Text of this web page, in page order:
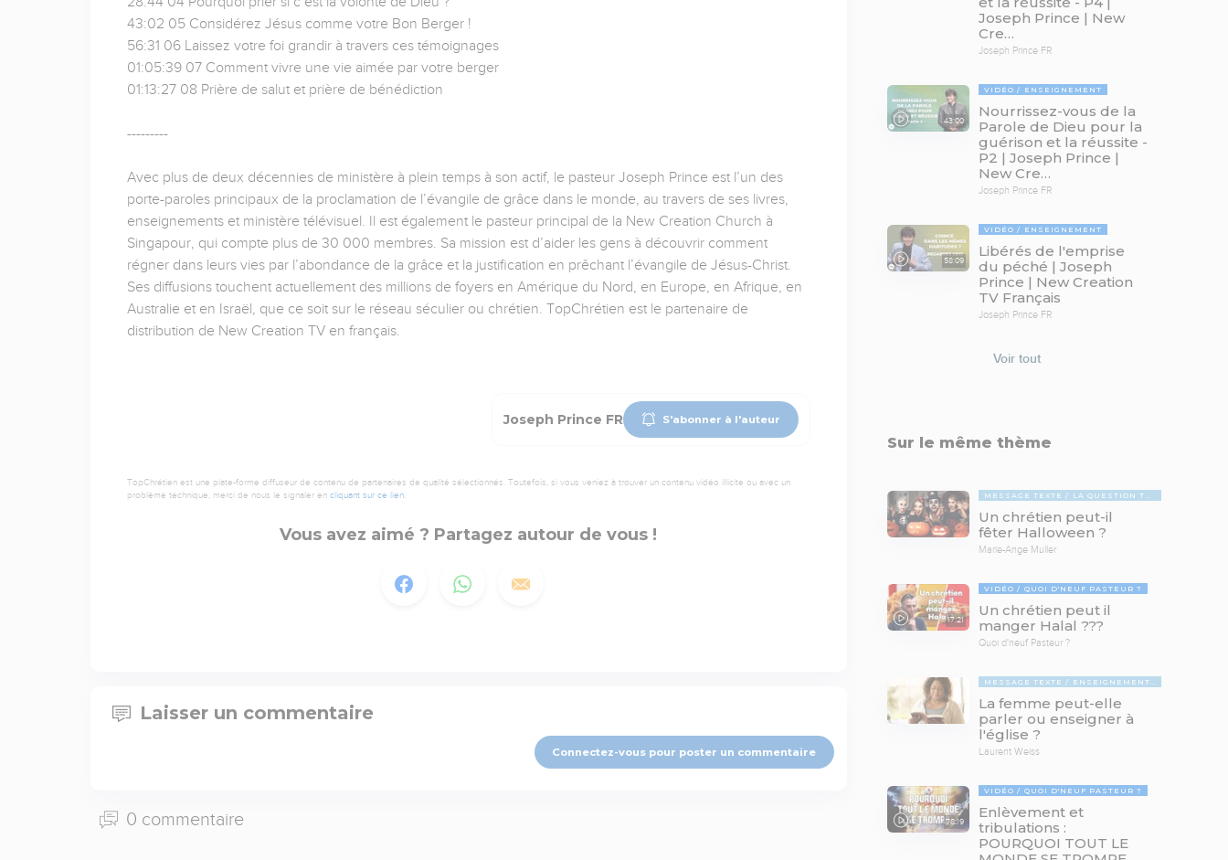
43:02 05 Considérez Jésus comme votre Bon Berger !
56:31 06 Laissez votre foi grandir à travers ces témoignages
01:05:39 07 Comment vivre une vie aimée par votre berger
01:13:27 08 Prière de salut et prière de bénédiction
---------
Avec plus de deux décennies de ministère à plein temps à son actif, le pasteur Joseph Prince est l’un des
porte-paroles principaux de la proclamation de l’évangile de grâce dans le monde, au travers de ses livres,
enseignements et ministère télévisuel. Il est également le pasteur principal de la New Creation Church à
Singapour, qui compte plus de 30 000 membres. Sa mission est d’aider les gens à découvrir comment
régner dans leurs vies par l’abondance de la grâce et la justification en prêchant l’évangile de Jésus-Christ.
Ses diffusions touchent actuellement des millions de foyers en Amérique du Nord, en Europe, en Afrique, en
Australie et en Israël, que ce soit sur le réseau séculier ou chrétien. TopChrétien est le partenaire de
distribution de New Creation TV en français.
Joseph Prince FR S'abonner à l'auteur
TopChrétien est une plate-forme diffuseur de contenu de partenaires de qualité sélectionnés. Toutefois, si vous veniez à trouver un contenu vidéo illicite ou avec un
problème technique, merci de nous le signaler en cliquant sur ce lien.
Vous avez aimé ? Partagez autour de vous !
Laisser un commentaire
Connectez-vous pour poster un commentaire
0 commentaire
Joseph Prince | New
Cre…
Joseph Prince FR
43:00
VIDÉO ENSEIGNEMENT
Nourrissez-vous de la
Parole de Dieu pour la
guérison et la réussite -
P2 | Joseph Prince |
New Cre…
Joseph Prince FR
58:09
VIDÉO ENSEIGNEMENT
Libérés de l'emprise
du péché | Joseph
Prince | New Creation
TV Français
Joseph Prince FR
Voir tout
Sur le même thème
MESSAGE TEXTE LA QUESTION TABOUE
Un chrétien peut-il
fêter Halloween ?
Marie-Ange Muller
17:21
VIDÉO QUOI D'NEUF PASTEUR ?
Un chrétien peut il
manger Halal ???
Quoi d'neuf Pasteur ?
MESSAGE TEXTE ENSEIGNEMENTS BIBLIQUES
La femme peut-elle
parler ou enseigner à
l'église ?
Laurent Weiss
78:19
VIDÉO QUOI D'NEUF PASTEUR ?
Enlèvement et
tribulations :
POURQUOI TOUT LE